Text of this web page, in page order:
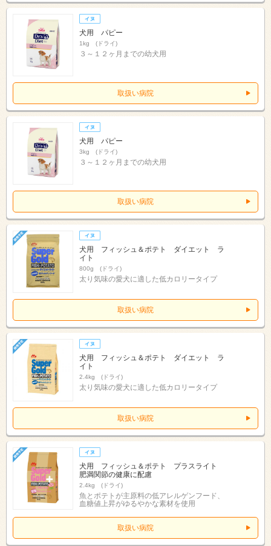
犬用 パピー
1kg (ドライ)
３～１２ヶ月までの幼犬用
取扱い病院
犬用 パピー
3kg (ドライ)
３～１２ヶ月までの幼犬用
取扱い病院
犬用 フィッシュ＆ポテト ダイエット ラ
イト
800g (ドライ)
太り気味の愛犬に適した低カロリータイプ
取扱い病院
犬用 フィッシュ＆ポテト ダイエット ラ
イト
2.4kg (ドライ)
太り気味の愛犬に適した低カロリータイプ
取扱い病院
犬用 フィッシュ＆ポテト プラスライト
肥満関節の健康に配慮
2.4kg (ドライ)
魚とポテトが主原料の低アレルゲンフード、
血糖値上昇がゆるやかな素材を使用
取扱い病院